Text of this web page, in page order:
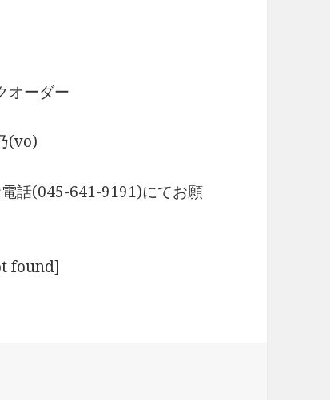
オーダー
(vo)
話(045-641-9191)にてお願
found]